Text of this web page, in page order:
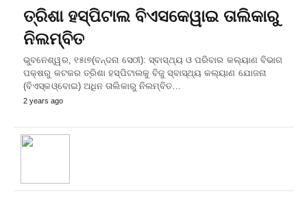
ତ୍ରିଶା ହସ୍ପିଟାଲ ବିଏସକେୱାଇ ତାଲିକାରୁ
ନିଲମ୍ବିତ
ଭୁବନେଶ୍ୱର, ୧୫ା୭(ବନ୍ଦନା ସେଠୀ): ସ୍ବାସ୍ଥ୍ୟ ଓ ପରିବାର କଲ୍ୟାଣ ବିଭାଗ
ପକ୍ଷରୁ କଟକର ତ୍ରିଶା ହସ୍ପିଟାଲକୁ ବିଜୁ ସ୍ବାସ୍ଥ୍ୟ କଲ୍ୟାଣ ଯୋଜନା
(ବିଏସ୍‌କଓ୍ବୋଇ) ଅଧିନ ତାଲିକାରୁ ନିଲମ୍ବିତ…
2 years ago